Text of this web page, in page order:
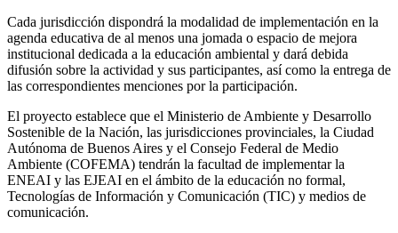
Cada jurisdicción dispondrá la modalidad de implementación en la
agenda educativa de al menos una jomada o espacio de mejora
institucional dedicada a la educación ambiental y dará debida
difusión sobre la actividad y sus participantes, así como la entrega de
las correspondientes menciones por la participación.
El proyecto establece que el Ministerio de Ambiente y Desarrollo
Sostenible de la Nación, las jurisdicciones provinciales, la Ciudad
Autónoma de Buenos Aires y el Consejo Federal de Medio
Ambiente (COFEMA) tendrán la facultad de implementar la
ENEAI y las EJEAI en el ámbito de la educación no formal,
Tecnologías de Información y Comunicación (TIC) y medios de
comunicación.